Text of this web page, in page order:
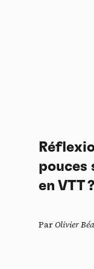
pouces
en VTT ?
ParOlivier